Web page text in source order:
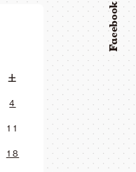
土
4
11
18
Facebook